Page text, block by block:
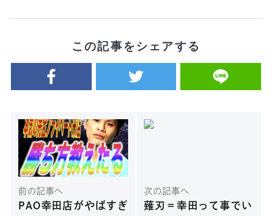
この記事をシェアする
前の記事へ
PAO幸田店がやばすぎ
次の記事へ
薙刃＝幸田って事でい